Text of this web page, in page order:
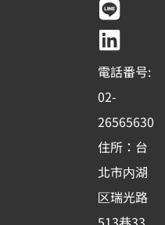
e
b
o
o
k
-
s
q
u
t
u
b
e
e
k
e
d
i
n
電話番号:
02-
26565630
住所：台
北市内湖
区瑞光路